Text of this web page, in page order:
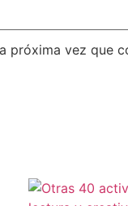
próxima vez que